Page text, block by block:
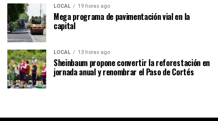
LOCAL 19 horas ago
Mega programa de pavimentación vial en la
capital
LOCAL 13 horas ago
Sheinbaum propone convertir la reforestación en
jornada anual y renombrar el Paso de Cortés